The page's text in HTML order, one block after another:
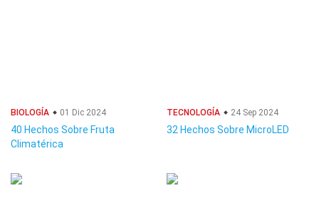
BIOLOGÍA 01 Dic 2024
40 Hechos Sobre Fruta
Climatérica
TECNOLOGÍA 24 Sep 2024
32 Hechos Sobre MicroLED